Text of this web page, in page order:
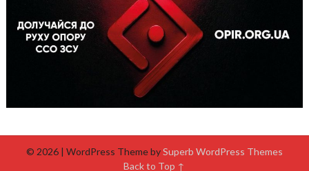
© 2026 | WordPress Theme bySuperb WordPress Themes
Back to Top ↑